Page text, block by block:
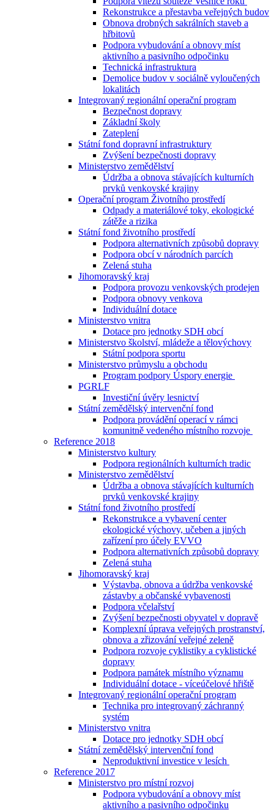
Rekonstrukce a přestavba veřejných budov
Obnova drobných sakrálních staveb a
hřbitovů
Podpora vybudování a obnovy míst
aktivního a pasivního odpočinku
Technická infrastruktura
Demolice budov v sociálně vyloučených
lokalitách
Integrovaný regionální operační program
Bezpečnost dopravy
Základní školy
Zateplení
Státní fond dopravní infrastruktury
Zvýšení bezpečnosti dopravy
Ministerstvo zemědělství
Údržba a obnova stávajících kulturních
prvků venkovské krajiny
Operační program Životního prostředí
Odpady a materiálové toky, ekologické
zátěže a rizika
Státní fond životního prostředí
Podpora alternativních způsobů dopravy
Podpora obcí v národních parcích
Zelená stuha
Jihomoravský kraj
Podpora provozu venkovských prodejen
Podpora obnovy venkova
Individuální dotace
Ministerstvo vnitra
Dotace pro jednotky SDH obcí
Ministerstvo školství, mládeže a tělovýchovy
Státní podpora sportu
Ministerstvo průmyslu a obchodu
Program podpory Úspory energie
PGRLF
Investiční úvěry lesnictví
Státní zemědělský intervenční fond
Podpora provádění operací v rámci
komunitně vedeného místního rozvoje
Reference 2018
Ministerstvo kultury
Podpora regionálních kulturních tradic
Ministerstvo zemědělství
Údržba a obnova stávajících kulturních
prvků venkovské krajiny
Státní fond životního prostředí
Rekonstrukce a vybavení center
ekologické výchovy, učeben a jiných
zařízení pro účely EVVO
Podpora alternativních způsobů dopravy
Zelená stuha
Jihomoravský kraj
Výstavba, obnova a údržba venkovské
zástavby a občanské vybavenosti
Podpora včelařství
Zvýšení bezpečnosti obyvatel v dopravě
Komplexní úprava veřejných prostranství,
obnova a zřizování veřejné zeleně
Podpora rozvoje cyklistiky a cyklistické
dopravy
Podpora památek místního významu
Individuální dotace - víceúčelové hřiště
Integrovaný regionální operační program
Technika pro integrovaný záchranný
systém
Ministerstvo vnitra
Dotace pro jednotky SDH obcí
Státní zemědělský intervenční fond
Neproduktivní investice v lesích
Reference 2017
Ministerstvo pro místní rozvoj
Podpora vybudování a obnovy míst
aktivního a pasivního odpočinku